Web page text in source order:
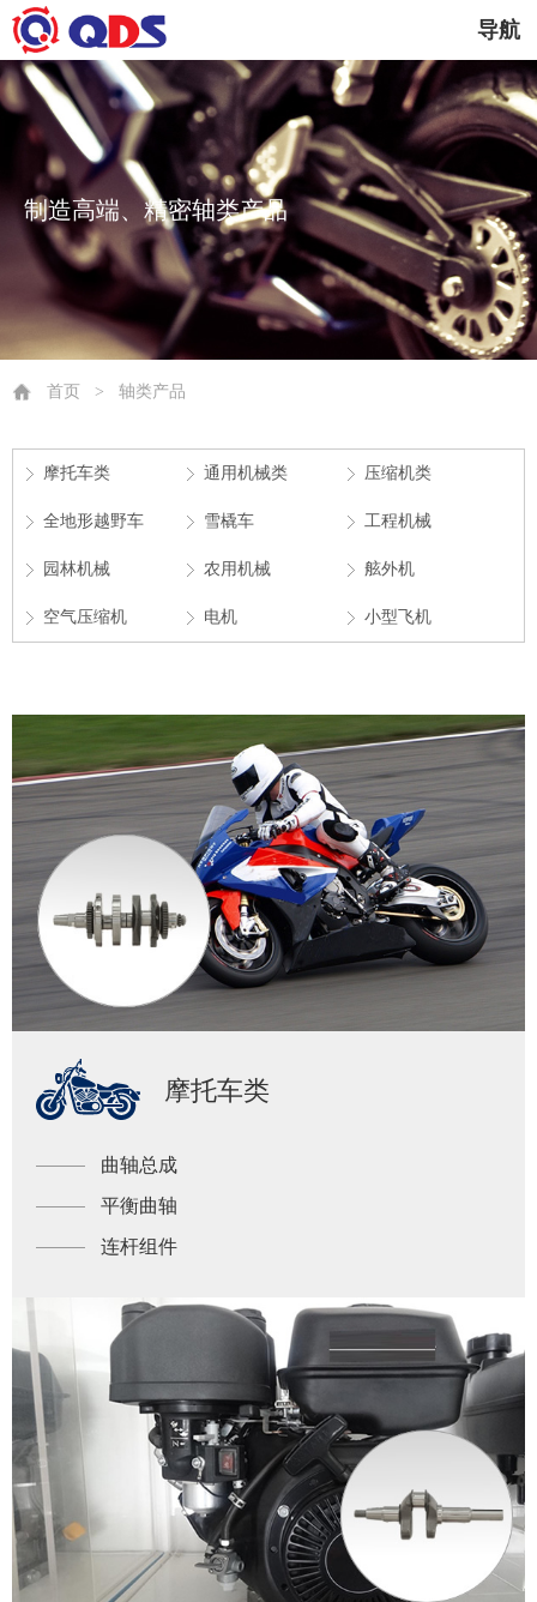
导航
制造高端、精密轴类产品
首页 > 轴类产品
摩托车类 通用机械类 压缩机类
全地形越野车 雪橇车 工程机械
园林机械 农用机械 舷外机
空气压缩机 电机 小型飞机
摩托车类
曲轴总成
平衡曲轴
连杆组件